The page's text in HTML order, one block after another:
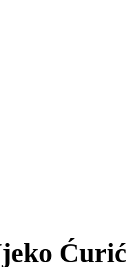
Ćurić